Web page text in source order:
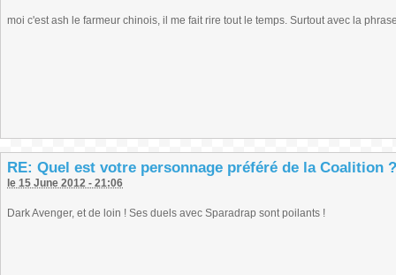
moi c'est ash le farmeur chinois, il me fait rire tout le temps. Surtout avec la
RE: Quel est votre personnage préféré de la Coalition ?
le 15 June 2012 - 21:06
Dark Avenger, et de loin ! Ses duels avec Sparadrap sont poilants !